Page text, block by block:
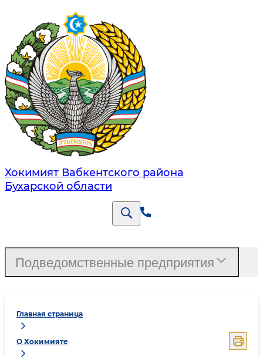
Хокимият Вабкентского района
Бухарской области
Главная страница
О Хокимияте
Подведомственные предприятия